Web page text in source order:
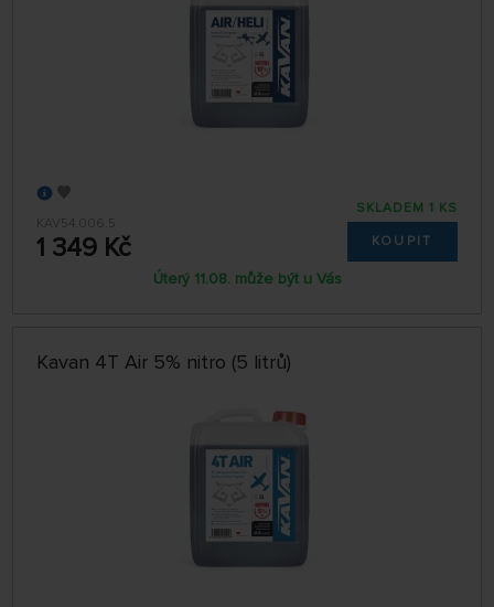
KAV54.006.5
1 349 Kč
SKLADEM 1 KS
KOUPIT
Úterý 11.08. může být u Vás
Kavan 4T Air 5% nitro (5 litrů)